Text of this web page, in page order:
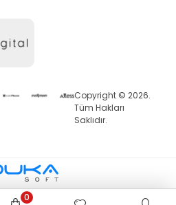
Copyright © 2026.
Tüm Hakları
Saklıdır.
0